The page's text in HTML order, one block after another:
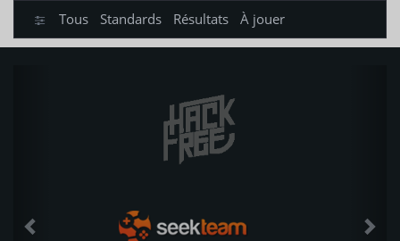
Tous Standards Résultats À jouer